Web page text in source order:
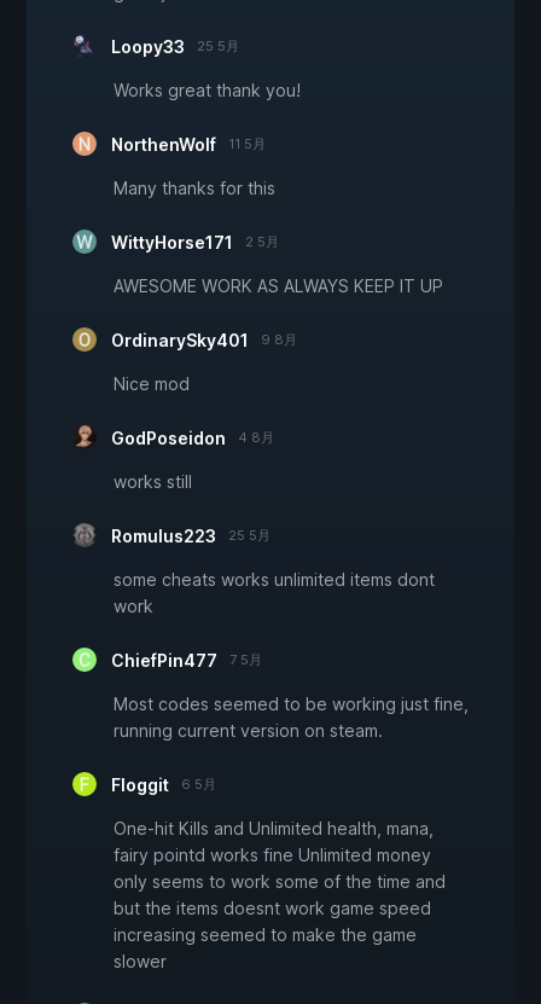
Loopy33 25 5月
Works great thank you!
NorthenWolf 11 5月
Many thanks for this
WittyHorse171 2 5月
AWESOME WORK AS ALWAYS KEEP IT UP
OrdinarySky401 9 8月
Nice mod
GodPoseidon 4 8月
works still
Romulus223 25 5月
some cheats works unlimited items dont
work
ChiefPin477 7 5月
Most codes seemed to be working just fine,
running current version on steam.
Floggit 6 5月
One-hit Kills and Unlimited health, mana,
fairy pointd works fine Unlimited money
only seems to work some of the time and
but the items doesnt work game speed
increasing seemed to make the game
slower